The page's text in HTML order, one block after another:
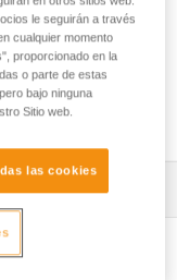
o mixto.
le seguirán a través
cualquier momento
proporcionado en la
o parte de estas
bajo ninguna
Sitio web.
las cookies